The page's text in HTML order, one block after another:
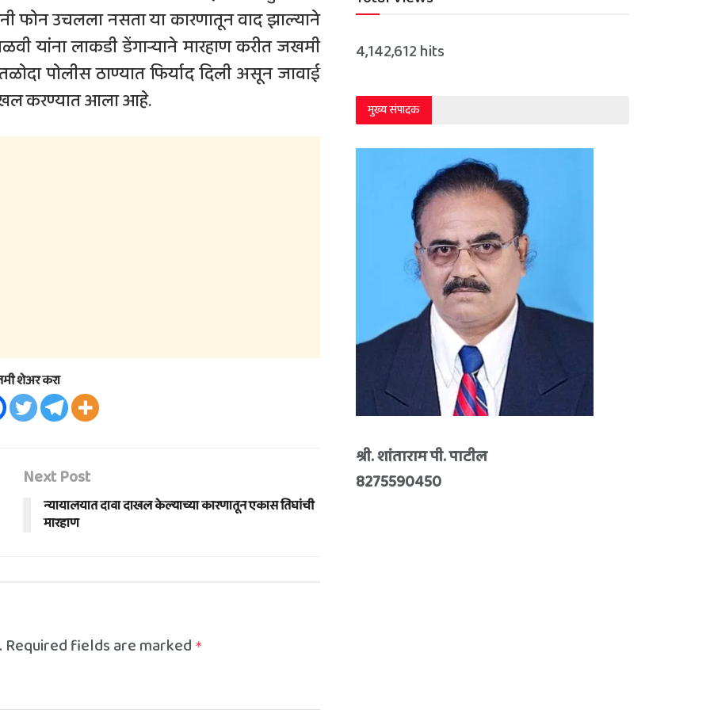
फोन उचलला नसता या कारणातून वाद झाल्याने
यांना लाकडी डेंगार्‍याने मारहाण करीत जखमी
पोलीस ठाण्यात फिर्याद दिली असून जावाई
करण्यात आला आहे.
शेअर करा
Next Post
न्यायालयात दावा दाखल केल्याच्या कारणातून एकास तिघांची
मारहाण
Required fields are marked *
4,142,612 hits
मुख्य संपादक
श्री. शांताराम पी. पाटील
8275590450